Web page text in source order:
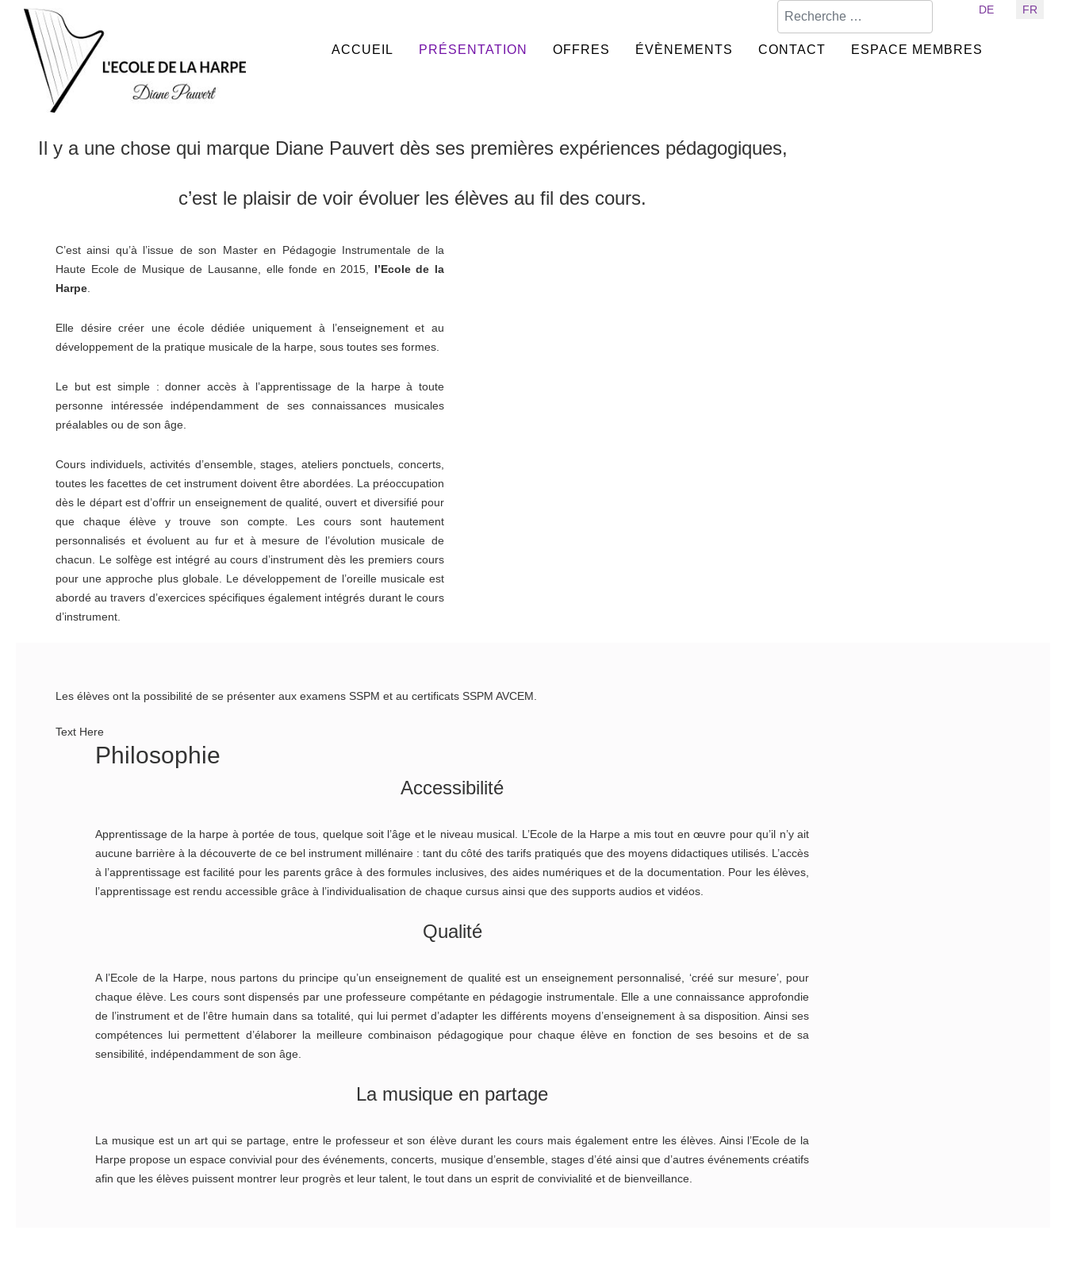
Sélectionnez votre langue
DE FR
ACCUEIL PRÉSENTATION OFFRES ÉVÈNEMENTS CONTACT ESPACE MEMBRES
Il y a une chose qui marque Diane Pauvert dès ses premières expériences pédagogiques,
c’est le plaisir de voir évoluer les élèves au fil des cours.
C’est ainsi qu’à l’issue de son Master en Pédagogie Instrumentale de la
Haute Ecole de Musique de Lausanne, elle fonde en 2015, l’Ecole de la
Harpe
Elle désire créer une école dédiée uniquement à l’enseignement et au
développement de la pratique musicale de la harpe, sous toutes ses formes.
Le but est simple : donner accès à l’apprentissage de la harpe à toute
personne intéressée indépendamment de ses connaissances musicales
préalables ou de son âge.
Cours individuels, activités d’ensemble, stages, ateliers ponctuels, concerts,
toutes les facettes de cet instrument doivent être abordées. La préoccupation
dès le départ est d’offrir un enseignement de qualité, ouvert et diversifié pour
que chaque élève y trouve son compte. Les cours sont hautement
personnalisés et évoluent au fur et à mesure de l’évolution musicale de
chacun. Le solfège est intégré au cours d’instrument dès les premiers cours
pour une approche plus globale. Le développement de l’oreille musicale est
abordé au travers d’exercices spécifiques également intégrés durant le cours
d’instrument.
Les élèves ont la possibilité de se présenter aux examens SSPM et au certificats SSPM AVCEM.
Text Here
Philosophie
Accessibilité
Apprentissage de la harpe à portée de tous, quelque soit l’âge et le niveau musical. L’Ecole de la Harpe a mis tout en œuvre pour qu’il n’y ait
aucune barrière à la découverte de ce bel instrument millénaire : tant du côté des tarifs pratiqués que des moyens didactiques utilisés. L’accès
à l’apprentissage est facilité pour les parents grâce à des formules inclusives, des aides numériques et de la documentation. Pour les élèves,
l’apprentissage est rendu accessible grâce à l’individualisation de chaque cursus ainsi que des supports audios et vidéos.
Qualité
A l’Ecole de la Harpe, nous partons du principe qu’un enseignement de qualité est un enseignement personnalisé, ‘créé sur mesure’, pour
chaque élève. Les cours sont dispensés par une professeure compétante en pédagogie instrumentale. Elle a une connaissance approfondie
de l’instrument et de l’être humain dans sa totalité, qui lui permet d’adapter les différents moyens d’enseignement à sa disposition. Ainsi ses
compétences lui permettent d’élaborer la meilleure combinaison pédagogique pour chaque élève en fonction de ses besoins et de sa
sensibilité, indépendamment de son âge.
La musique en partage
La musique est un art qui se partage, entre le professeur et son élève durant les cours mais également entre les élèves. Ainsi l’Ecole de la
Harpe propose un espace convivial pour des événements, concerts, musique d’ensemble, stages d’été ainsi que d’autres événements créatifs
afin que les élèves puissent montrer leur progrès et leur talent, le tout dans un esprit de convivialité et de bienveillance.